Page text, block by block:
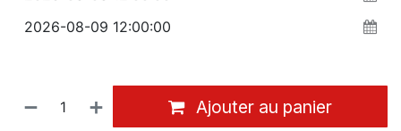
Ajouter au panier